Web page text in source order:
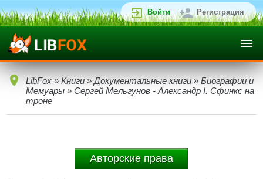
Войти Регистрация
LibFox » Книги » Документальные книги » Биографии и
Мемуары » Сергей Мельгунов - Александр I. Сфинкс на
троне
Авторские права